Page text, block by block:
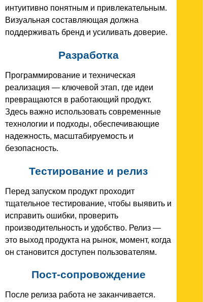
интуитивно понятным и привлекательным.
Визуальная составляющая должна
поддерживать бренд и усиливать доверие.
Разработка
Программирование и техническая
реализация — ключевой этап, где идеи
превращаются в работающий продукт.
Здесь важно использовать современные
технологии и подходы, обеспечивающие
надежность, масштабируемость и
безопасность.
Тестирование и релиз
Перед запуском продукт проходит
тщательное тестирование, чтобы выявить и
исправить ошибки, проверить
производительность и удобство. Релиз —
это выход продукта на рынок, момент, когда
он становится доступен пользователям.
Пост-сопровождение
После релиза работа не заканчивается.